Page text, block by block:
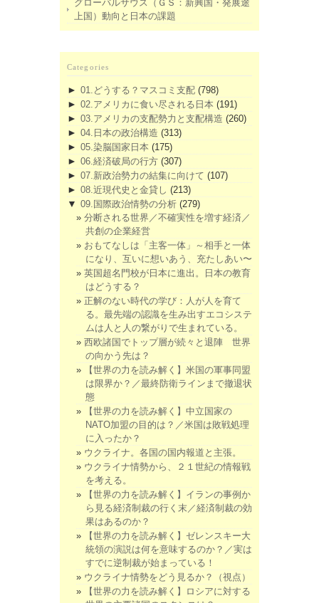
グローバルサウス（ＧＳ：新興国・発展途
上国）動向と日本の課題
Categories
► 01.どうする？マスコミ支配 (798)
► 02.アメリカに食い尽される日本 (191)
► 03.アメリカの支配勢力と支配構造 (260)
► 04.日本の政治構造 (313)
► 05.染脳国家日本 (175)
► 06.経済破局の行方 (307)
► 07.新政治勢力の結集に向けて (107)
► 08.近現代史と金貸し (213)
▼ 09.国際政治情勢の分析 (279)
分断される世界／不確実性を増す経済／
共創の企業経営
おもてなしは「主客一体」～相手と一体
になり、互いに想いあう、充たしあい〜
英国超名門校が日本に進出。日本の教育
はどうする？
正解のない時代の学び：人が人を育て
る。最先端の認識を生み出すエコシステ
ムは人と人の繋がりで生まれている。
西欧諸国でトップ層が続々と退陣 世界
の向かう先は？
【世界の力を読み解く】米国の軍事同盟
は限界か？／最終防衛ラインまで撤退状
態
【世界の力を読み解く】中立国家の
NATO加盟の目的は？／米国は敗戦処理
に入ったか？
ウクライナ。各国の国内報道と主張。
ウクライナ情勢から、２１世紀の情報戦
を考える。
【世界の力を読み解く】イランの事例か
ら見る経済制裁の行く末／経済制裁の効
果はあるのか？
【世界の力を読み解く】ゼレンスキー大
統領の演説は何を意味するのか？／実は
すでに逆制裁が始まっている！
ウクライナ情勢をどう見るか？（視点）
【世界の力を読み解く】ロシアに対する